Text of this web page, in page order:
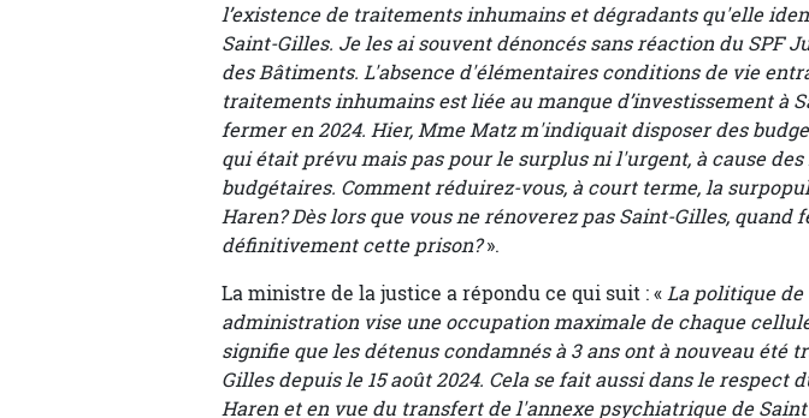
l’existence de traitements inhumains et dégradants qu'elle
Saint-Gilles. Je les ai souvent dénoncés sans réaction du SPF
des Bâtiments. L'absence d'élémentaires conditions de vie
traitements inhumains est liée au manque d’investissement à
fermer en 2024. Hier, Mme Matz m'indiquait disposer des
qui était prévu mais pas pour le surplus ni l'urgent, à cause
budgétaires. Comment réduirez-vous, à court terme, la
Haren? Dès lors que vous ne rénoverez pas Saint-Gilles, quand
définitivement cette prison?».
La ministre de la justice a répondu ce qui suit : «La politique
administration vise une occupation maximale de chaque
signifie que les détenus condamnés à 3 ans ont à nouveau été
Gilles depuis le 15 août 2024. Cela se fait aussi dans le respect
Haren et en vue du transfert de l'annexe psychiatrique de